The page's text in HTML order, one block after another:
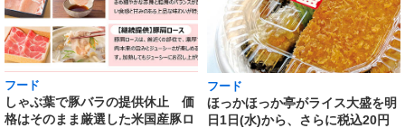
フード
しゃぶ葉で豚バラの提供休止 価
格はそのまま厳選した米国産豚ロ
フード
ほっかほっか亭がライス大盛を明
日1日(水)から、さらに税込20円